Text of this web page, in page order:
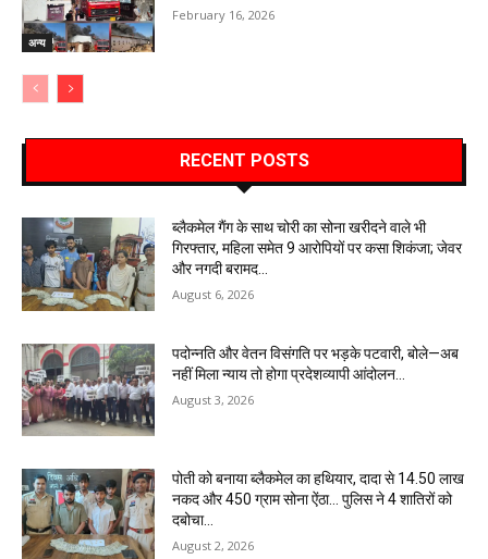
अन्य
February 16, 2026
RECENT POSTS
ब्लैकमेल गैंग के साथ चोरी का सोना खरीदने वाले भी
गिरफ्तार, महिला समेत 9 आरोपियों पर कसा शिकंजा; जेवर
और नगदी बरामद…
August 6, 2026
पदोन्नति और वेतन विसंगति पर भड़के पटवारी, बोले—अब
नहीं मिला न्याय तो होगा प्रदेशव्यापी आंदोलन…
August 3, 2026
पोती को बनाया ब्लैकमेल का हथियार, दादा से 14.50 लाख
नकद और 450 ग्राम सोना ऐंठा… पुलिस ने 4 शातिरों को
दबोचा…
August 2, 2026